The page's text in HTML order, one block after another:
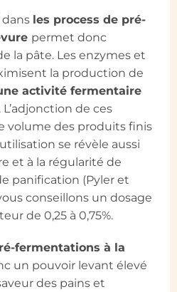
dans les process de pré-
permet donc
la pâte. Les enzymes et
la production de
activité fermentaire
. L’adjonction de ces
volume des produits finis
se révèle aussi
et à la régularité de
panification (Pyler et
conseillons un dosage
de 0,25 à 0,75%.
fermentations à la
un pouvoir levant élevé
des pains et